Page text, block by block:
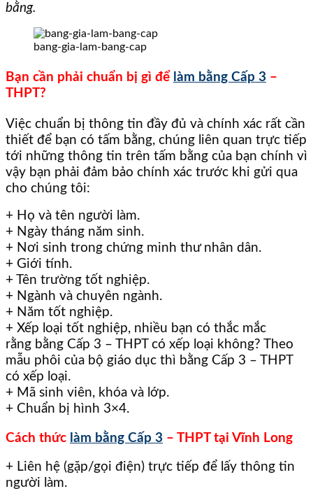
bằng.
bang-gia-lam-bang-cap
Bạn cần phải chuẩn bị gì để làm bằng Cấp 3 –
THPT?
Việc chuẩn bị thông tin đầy đủ và chính xác rất cần
thiết để bạn có tấm bằng, chúng liên quan trực tiếp
tới những thông tin trên tấm bằng của bạn chính vì
vậy bạn phải đảm bảo chính xác trước khi gửi qua
cho chúng tôi:
+ Họ và tên người làm.
+ Ngày tháng năm sinh.
+ Nơi sinh trong chứng minh thư nhân dân.
+ Giới tính.
+ Tên trường tốt nghiệp.
+ Ngành và chuyên ngành.
+ Năm tốt nghiệp.
+ Xếp loại tốt nghiệp, nhiều bạn có thắc mắc
rằng bằng Cấp 3 – THPT có xếp loại không? Theo
mẫu phôi của bộ giáo dục thì bằng Cấp 3 – THPT
có xếp loại.
+ Mã sinh viên, khóa và lớp.
+ Chuẩn bị hình 3×4.
Cách thức làm bằng Cấp 3 – THPT tại Vĩnh Long
+ Liên hệ (gặp/gọi điện) trực tiếp để lấy thông tin
người làm.